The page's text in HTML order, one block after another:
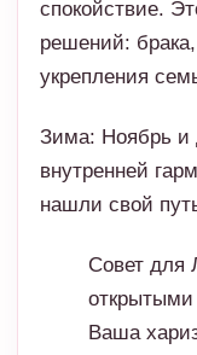
внутренней
нашли свой
Ваша